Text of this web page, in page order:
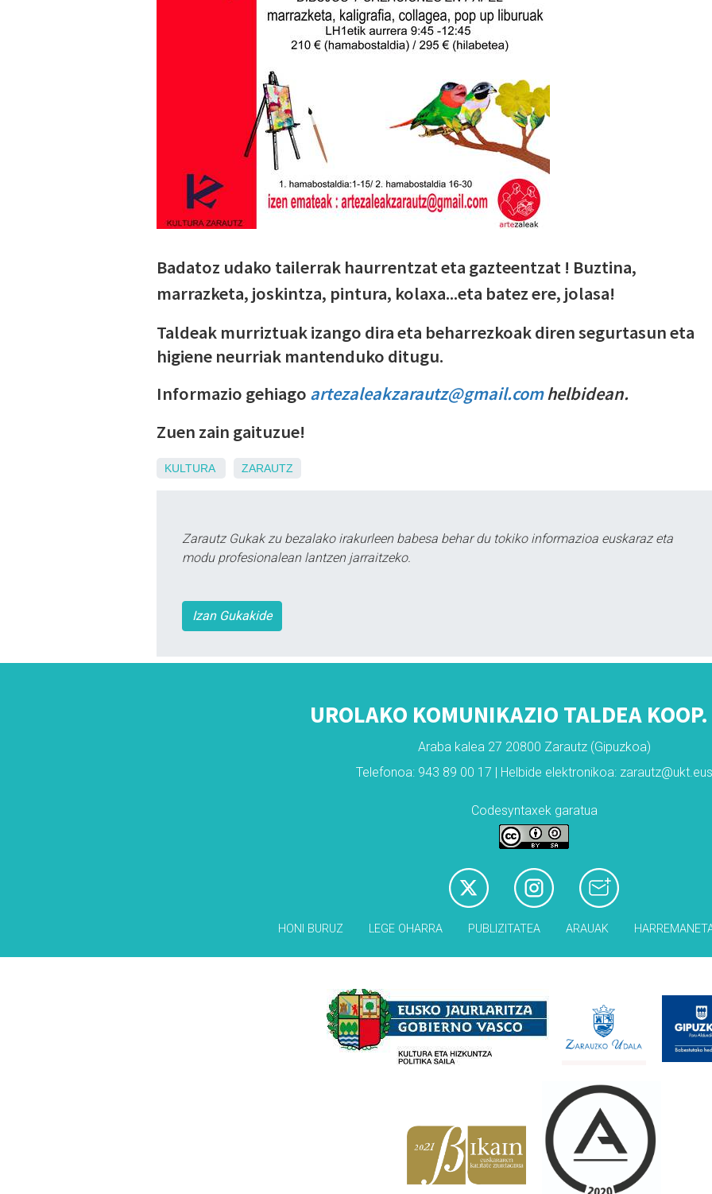
Badatoz udako tailerrak haurrentzat eta gazteentzat ! Buztina,
marrazketa, joskintza, pintura, kolaxa...eta batez ere, jolasa!
Taldeak murriztuak izango dira eta beharrezkoak diren segurtasun eta
higiene neurriak mantenduko ditugu.
Informazio gehiago artezaleakzarautz@gmail.comhelbidean.
Zuen zain gaituzue!
KULTURA ZARAUTZ
Zarautz Gukak zu bezalako irakurleen babesa behar du tokiko informazioa euskaraz eta
modu profesionalean lantzen jarraitzeko.
Izan Gukakide
UROLAKO KOMUNIKAZIO TALDEA
Araba kalea 27 20800 Zarautz (Gipuzkoa)
Telefonoa: 943 89 00 17 | Helbide elektronikoa: zarautz@ukt.eus
Codesyntaxek garatua
HONI BURUZ LEGE OHARRA PUBLIZITATEA ARAUAK